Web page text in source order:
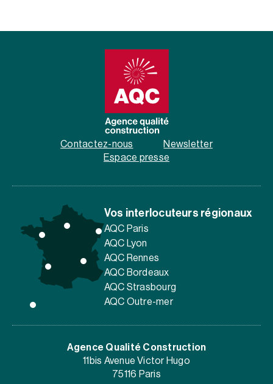
Contactez-nous
Newsletter
Espace presse
Vos interlocuteurs régionaux
AQC Paris
AQC Lyon
AQC Rennes
AQC Bordeaux
AQC Strasbourg
AQC Outre-mer
Agence Qualité Construction
11bis Avenue Victor Hugo
75116 Paris